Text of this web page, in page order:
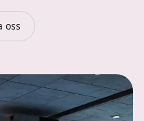
oss